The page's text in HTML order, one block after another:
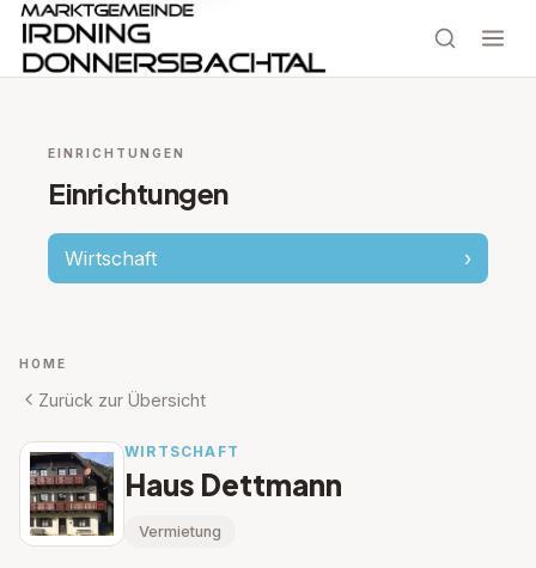
EINRICHTUNGEN
Einrichtungen
Wirtschaft ›
HOME
Zurück zur Übersicht
WIRTSCHAFT
Haus Dettmann
Vermietung